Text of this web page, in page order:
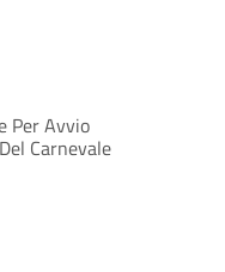
Per Avvio
Carnevale